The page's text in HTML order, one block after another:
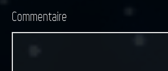
Commentaire